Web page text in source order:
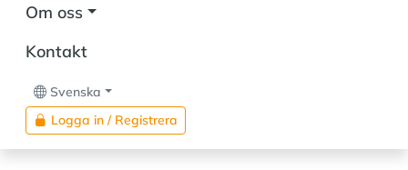
Om oss
Kontakt
Svenska
Logga in / Registrera